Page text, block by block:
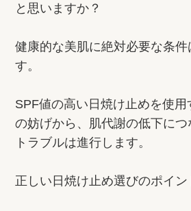
と思いますか？
健康的な美肌に絶対必要な条
す。
SPF値の高い日焼け止めを使用
の妨げから、肌代謝の低下に
トラブルは進行します。
正しい日焼け止め選びのポイン